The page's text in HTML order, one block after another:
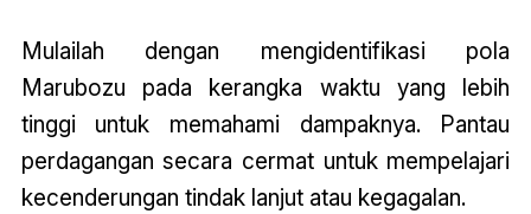
Mulailah dengan mengidentifikasi pola
Marubozu pada kerangka waktu yang lebih
tinggi untuk memahami dampaknya. Pantau
perdagangan secara cermat untuk mempelajari
kecenderungan tindak lanjut atau kegagalan.